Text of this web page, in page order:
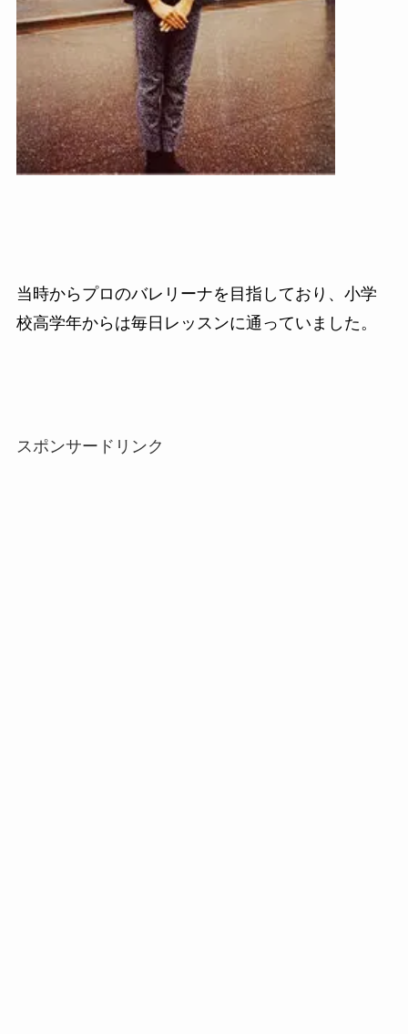
当時からプロのバレリーナを目指しており、小学
校高学年からは毎日レッスンに通っていました。
スポンサードリンク